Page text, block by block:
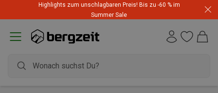
Highlights zum unschlagbaren Preis! Bis zu -60 % im
Summer Sale